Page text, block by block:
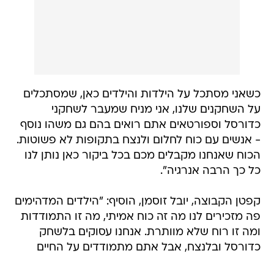
כשאני מסתכל על הילדות והילדים כאן, שמסתכלים
על השחקנים שלנו, אני מניח שמעבר לשחקני
כדורסל וספורטאים אתם רואים בהם גם משהו נוסף
- אנשים עם כוח לחלום ולנצח בתקופות לא פשוטות.
הכוח שאנחנו מקבלים מכם בכל ביקור כאן נותן לנו
כל כך הרבה אנרגיה".
קפטן הקבוצה, יובל זוסמן, הוסיף: "הילדים המדהימים
פה מזכירים לנו מה זה כוח אמיתי, מה זו התמודדות
ומה זו רוח שלא מוותרת. אנחנו עסוקים בלשחק
כדורסל ובלנצח, אבל אתם מתמודדים על החיים